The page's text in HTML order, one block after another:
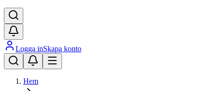
Logga inSkapa konto
Hem